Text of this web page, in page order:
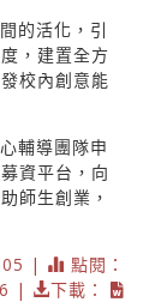
的活化，引
，建置全方
校內創意能
輔導團隊申
資平台，向
師生創業，
05 |
點閱：
|
下載：